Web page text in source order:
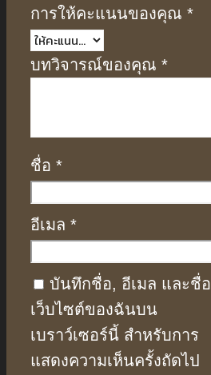
การให้คะแนนของคุณ *
บทวิจารณ์ของคุณ *
ชื่อ *
อีเมล *
บันทึกชื่อ, อีเมล และชื่อ
เว็บไซต์ของฉันบน
เบราว์เซอร์นี้ สำหรับการ
แสดงความเห็นครั้งถัดไป